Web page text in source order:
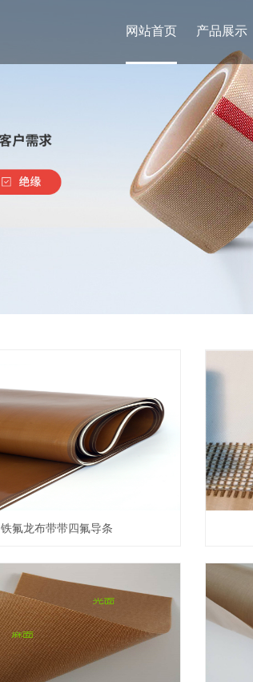
网站首页 产品展示
铁氟龙布带带四氟导条